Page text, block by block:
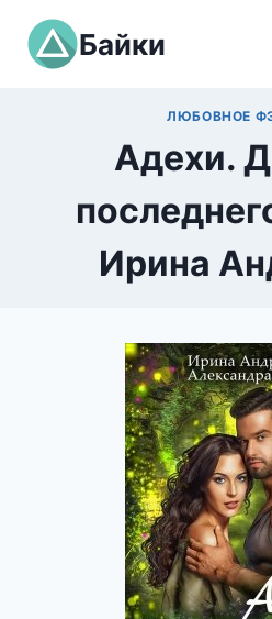
Перейти
содержимому
Байки
ЛЮБОВНОЕ
Адехи.
Ирина